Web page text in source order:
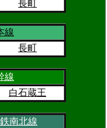
長町
線
長町
線
白石蔵王
南北線